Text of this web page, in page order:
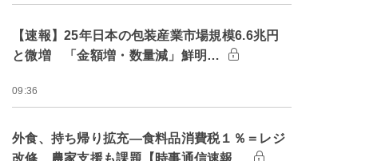
【速報】25年日本の包装産業市場規模6.6兆円
と微増 「金額増・数量減」鮮明…
09:36
外食、持ち帰り拡充―食料品消費税１％＝レジ
改修、農家支援も課題【時事通信速報…